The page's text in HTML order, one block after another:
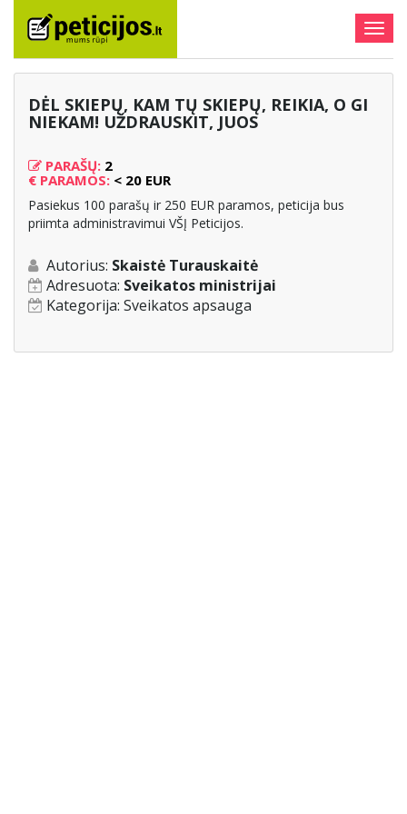
DĖL SKIEPŲ, KAM TŲ SKIEPŲ, REIKIA, O GI
NIEKAM! UŽDRAUSKIT, JUOS
PARAŠŲ: 2
€ PARAMOS: < 20 EUR
Pasiekus 100 parašų ir 250 EUR paramos, peticija bus
priimta administravimui VŠĮ Peticijos.
Autorius: Skaistė Turauskaitė
Adresuota: Sveikatos ministrijai
Kategorija: Sveikatos apsauga